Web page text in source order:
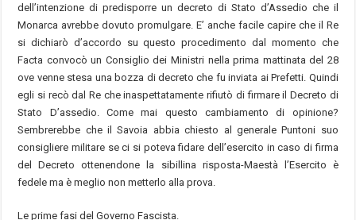
dell’intenzione di predisporre un decreto di Stato d’Assedio che il
Monarca avrebbe dovuto promulgare. E’ anche facile capire che il Re
si dichiarò d’accordo su questo procedimento dal momento che
Facta convocò un Consiglio dei Ministri nella prima mattinata del 28
ove venne stesa una bozza di decreto che fu inviata ai Prefetti. Quindi
egli si recò dal Re che inaspettatamente rifiutò di firmare il Decreto di
Stato D’assedio. Come mai questo cambiamento di opinione?
Sembrerebbe che il Savoia abbia chiesto al generale Puntoni suo
consigliere militare se ci si poteva fidare dell’esercito in caso di firma
del Decreto ottenendone la sibillina risposta-Maestà l’Esercito è
fedele ma è meglio non metterlo alla prova.
Le prime fasi del Governo Fascista.